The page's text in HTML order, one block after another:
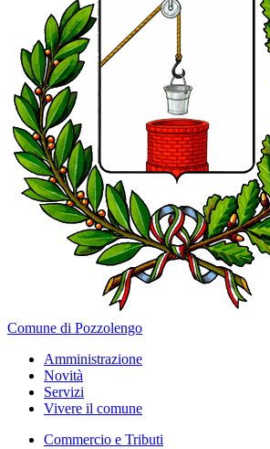
Comune di Pozzolengo
Amministrazione
Novità
Servizi
Vivere il comune
Commercio e Tributi